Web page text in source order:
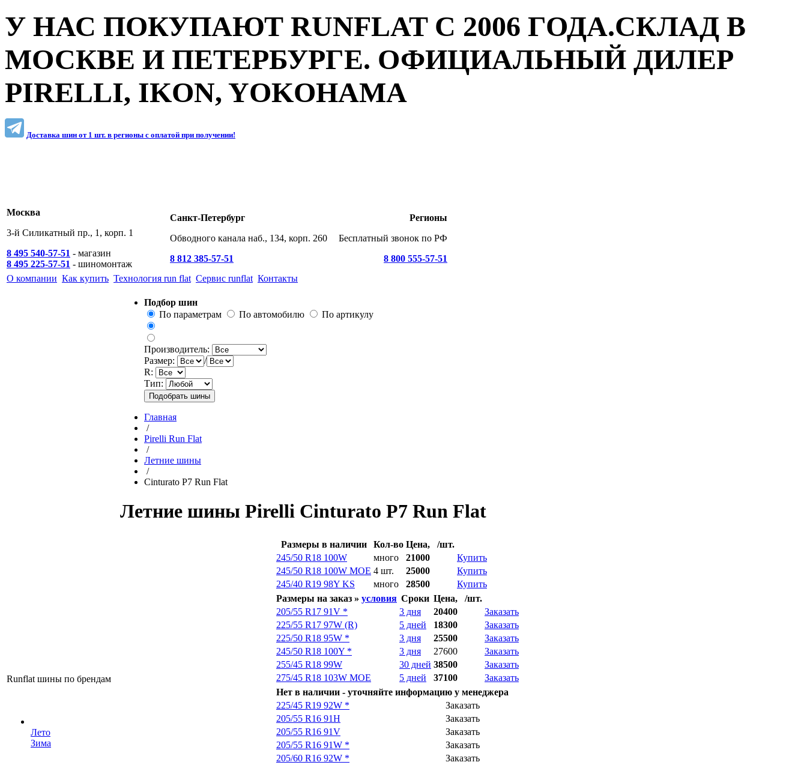
У НАС ПОКУПАЮТ RUNFLAT С 2006 ГОДА.СКЛАД В
МОСКВЕ И ПЕТЕРБУРГЕ. ОФИЦИАЛЬНЫЙ ДИЛЕР
PIRELLI, IKON, YOKOHAMA
Доставка шин от 1 шт. в регионы c оплатой при получении!
Москва
3-й Силикатный пр., 1, корп. 1
8 495 540-57-51 - магазин
8 495 225-57-51 - шиномонтаж
Санкт-Петербург
Обводного канала наб., 134, корп. 260
8 812 385-57-51
Регионы
Бесплатный звонок по РФ
8 800 555-57-51
О компании Как купить Технология run flat Сервис runflat Контакты
Runflat шины по брендам
Лето
Зима
Подбор шин
По параметрам
По автомобилю По артикулу
Производитель:
Размер:
/
R:
Тип:
Главная
/
Pirelli Run Flat
/
Летние шины
/
Cinturato P7 Run Flat
Летние шины Pirelli Cinturato P7 Run Flat
Размеры в наличии Кол-во Цена,
/шт.
245/50 R18 100W
много 21000
Купить
245/50 R18 100W MOE 4 шт. 25000
Купить
245/40 R19 98Y KS
много 28500
Купить
Размеры на заказ » условия Сроки Цена,
/шт.
205/55 R17 91V *
3 дня 20400
Заказать
225/55 R17 97W (R)
5 дней 18300
Заказать
225/50 R18 95W *
3 дня 25500
Заказать
245/50 R18 100Y *
3 дня 27600
Заказать
255/45 R18 99W
30 дней 38500
Заказать
275/45 R18 103W MOE
5 дней 37100
Заказать
Нет в наличии - уточняйте информацию у менеджера
225/45 R19 92W *
Заказать
205/55 R16 91H
Заказать
205/55 R16 91V
Заказать
205/55 R16 91W *
Заказать
205/60 R16 92W *
Заказать